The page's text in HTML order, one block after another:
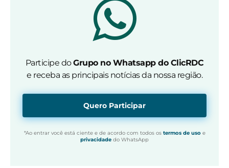
Participe doGrupo no Whatsapp do ClicRDC
e receba as principais notícias da nossa região.
Quero Participar
*Ao entrar você está ciente e de acordo com todos os termos de usoe
privacidade do WhatsApp